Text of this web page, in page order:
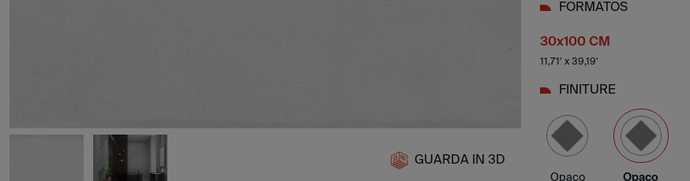
GUARDA IN 3D
FORMATOS
30x100 CM
11,71' x 39,19'
FINITURE
Opaco
Opaco